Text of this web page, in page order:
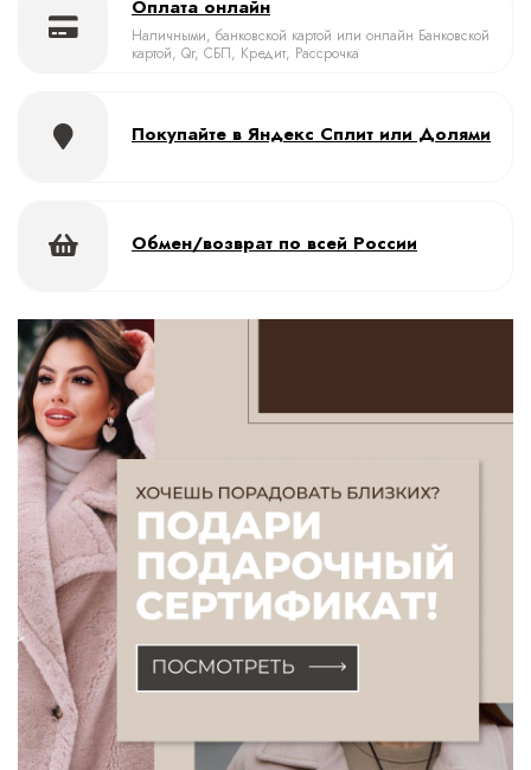
Оплата онлайн
Наличными, банковской картой или онлайн Банковской
картой, Qr, СБП, Кредит, Рассрочка
Покупайте в Яндекс Сплит или Долями
Обмен/возврат по всей России